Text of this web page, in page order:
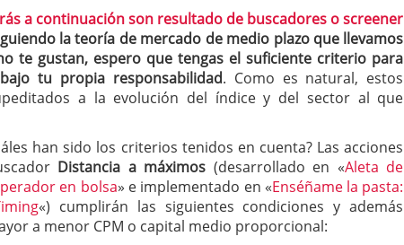
a continuación son resultado de buscadores o screener
la teoría de mercado de medio plazo que llevamos
te gustan, espero que tengas el suficiente criterio para
tu propia responsabilidad. Como es natural, estos
a la evolución del índice y del sector al que
han sido los criterios tenidos en cuenta? Las acciones
Distancia a máximos (desarrollado en «Aleta de
en bolsa» e implementado en «Enséñame la pasta:
«) cumplirán las siguientes condiciones y además
a menor CPM o capital medio proporcional: